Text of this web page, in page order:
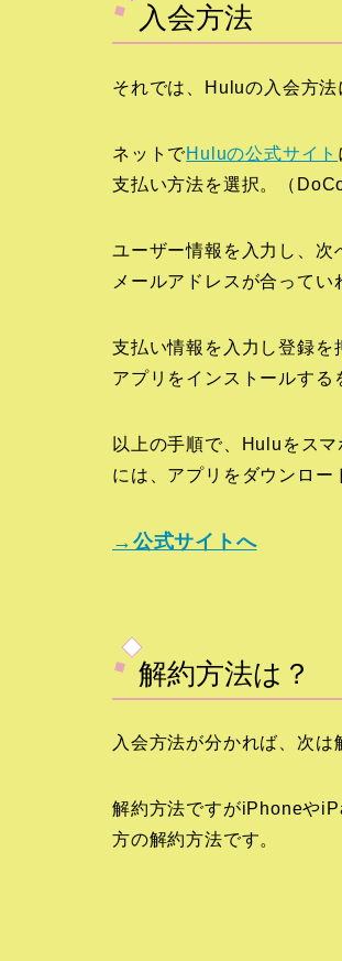
入会方法
それでは、Huluの入会方法
ネットでHuluの公式サイト
支払い方法を選択。（
ユーザー情報を入力し、次
メールアドレスが合ってい
支払い情報を入力し登録を
アプリをインストールする
以上の手順で、Huluをス
には、アプリをダウンロー
→公式サイトへ
解約方法は？
入会方法が分かれば、次は
解約方法ですがiPhoneや
方の解約方法です。